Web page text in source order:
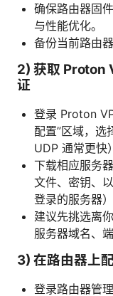
确保路由器固
与性能优化。
备份当前路由
2) 获取 Proton
证
登录 Proton
配置”区域，选
UDP 通常更快
下载相应服务
文件、密钥、
登录的服务器）
建议先挑选离
服务器域名、
3) 在路由器上
登录路由器管